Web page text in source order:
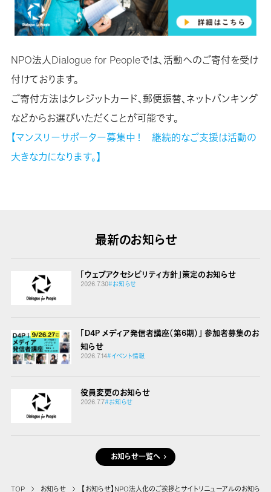
NPO法人Dialogue for Peopleでは、活動へのご寄付を受け
付けております。
ご寄付方法はクレジットカード、郵便振替、ネットバンキング
などからお選びいただくことが可能です。
【マンスリーサポーター募集中！ 継続的なご支援は活動の
大きな力になります。】
最新のお知らせ
「ウェブアクセシビリティ方針」策定のお知らせ
2026.7.30#お知らせ
「D4P メディア発信者講座（第6期）」 参加者募集のお
知らせ
2026.7.14#イベント情報
役員変更のお知らせ
2026.7.7#お知らせ
お知らせ一覧へ
TOP お知らせ 【お知らせ】NPO法人化のご挨拶とサイトリニューアルのお知ら